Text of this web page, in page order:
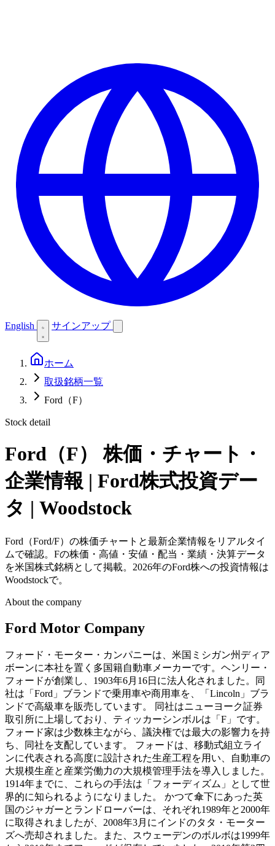
English サインアップ
ホーム
取扱銘柄一覧
Ford（F）
Stock detail
Ford（F）
株価・チャート・
企業情報 | Ford株式投資デー
タ | Woodstock
Ford（Ford/F）の株価チャートと最新企業情報をリアルタイ
ムで確認。Fの株価・高値・安値・配当・業績・決算データ
を米国株式銘柄として掲載。2026年のFord株への投資情報は
Woodstockで。
About the company
Ford Motor Company
フォード・モーター・カンパニーは、米国ミシガン州ディア
ボーンに本社を置く多国籍自動車メーカーです。ヘンリー・
フォードが創業し、1903年6月16日に法人化されました。同
社は「Ford」ブランドで乗用車や商用車を、「Lincoln」ブラ
ンドで高級車を販売しています。 同社はニューヨーク証券
取引所に上場しており、ティッカーシンボルは「F」です。
フォード家は少数株主ながら、議決権では最大の影響力を持
ち、同社を支配しています。 フォードは、移動式組立ライ
ンに代表される高度に設計された生産工程を用い、自動車の
大規模生産と産業労働力の大規模管理手法を導入しました。
1914年までに、これらの手法は「フォーディズム」として世
界的に知られるようになりました。 かつて傘下にあった英
国のジャガーとランドローバーは、それぞれ1989年と2000年
に取得されましたが、2008年3月にインドのタタ・モーター
ズへ売却されました。また、スウェーデンのボルボは1999年